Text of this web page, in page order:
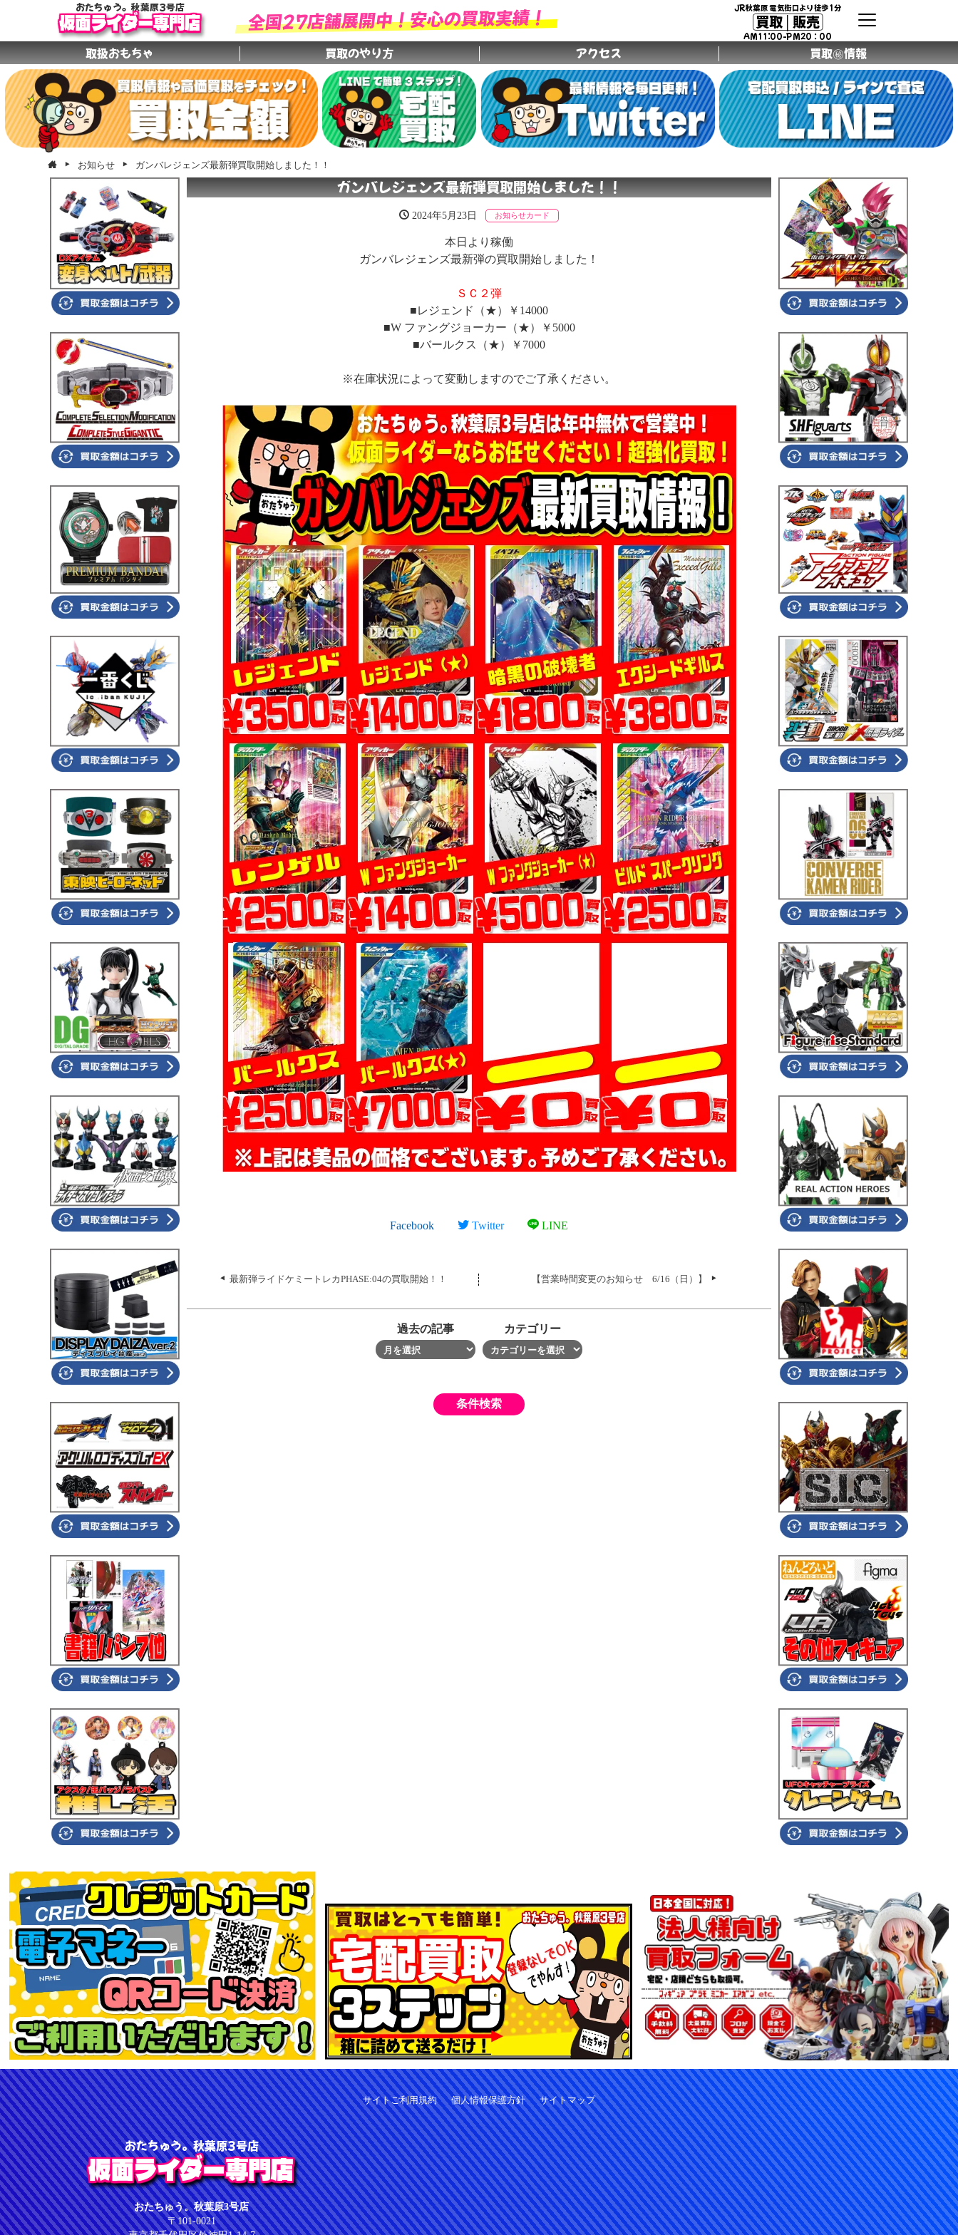
おたちゅう。秋葉原3号店
仮面ライダー専門店 全国27店舗展開中！安心の買取実績！ JR秋葉原 電気街口より徒歩1分
買取│販売
AM11:00-PM20：00
取扱おもちゃ 買取のやり方 アクセス 買取㊙情報
グループ店舗
お知らせ ガンバレジェンズ最新弾買取開始しました！！
ガンバレジェンズ最新弾買取開始しました！！
2024年5月23日 お知らせカード
本日より稼働
ガンバレジェンズ最新弾の買取開始しました！
ＳＣ２弾
■レジェンド（★）￥14000
■W ファングジョーカー（★）￥5000
■バールクス（★）￥7000
※在庫状況によって変動しますのでご了承ください。
Facebook Twitter LINE
最新弾ライドケミートレカPHASE:04の買取開始！！ 【営業時間変更のお知らせ 6/16（日）】
過去の記事 カテゴリー
サイトご利用規約 個人情報保護方針 サイトマップ
おたちゅう。秋葉原3号店
仮面ライダー専門店
おたちゅう。秋葉原3号店
〒101-0021